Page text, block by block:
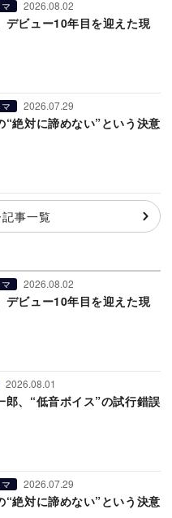
2026.08.02
デビュー10年目を迎えた現
2026.07.29
“絶対に諦めない”という決意
事一覧
2026.08.02
デビュー10年目を迎えた現
2026.08.01
郎、“低音ボイス”の試行錯誤
2026.07.29
“絶対に諦めない”という決意